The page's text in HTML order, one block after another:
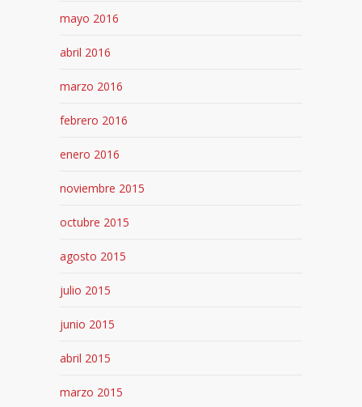
mayo 2016
abril 2016
marzo 2016
febrero 2016
enero 2016
noviembre 2015
octubre 2015
agosto 2015
julio 2015
junio 2015
abril 2015
marzo 2015